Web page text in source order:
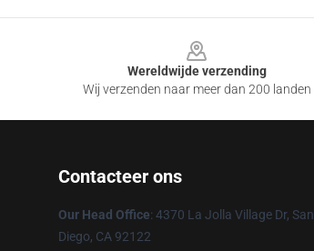
Wereldwijde verzending
Wij verzenden naar meer dan 200 landen
Contacteer ons
Our Head Office: 4370 La Jolla Village Dr, San
Diego, CA 92122